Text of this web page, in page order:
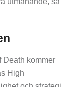
utmanande, så
Death kommer
High